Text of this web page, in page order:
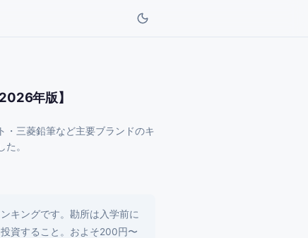
年版】
・三菱鉛筆など主要ブランドのキ
。
キングです。勘所は入学前に
資すること。およそ200円〜